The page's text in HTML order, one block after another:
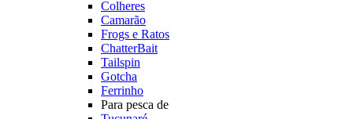
Colheres
Camarão
Frogs e Ratos
ChatterBait
Tailspin
Gotcha
Ferrinho
Para pesca de